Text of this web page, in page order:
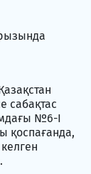
сабақтас
№6-I
қоспағанда,